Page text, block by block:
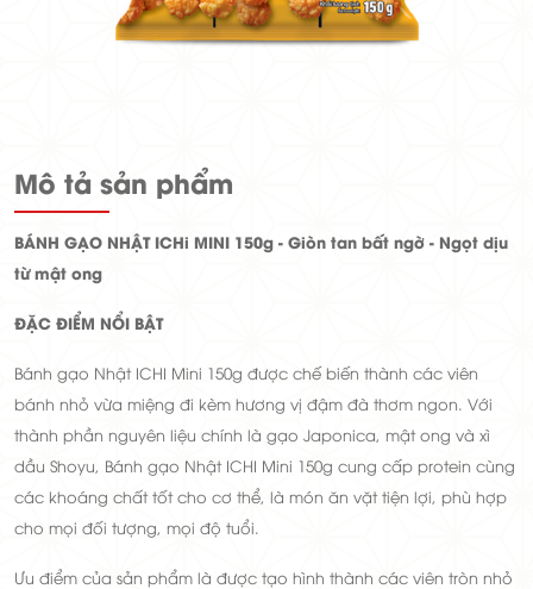
Mô tả sản phẩm
BÁNH GẠO NHẬT ICHi MINI 150g - Giòn tan bất ngờ - Ngọt dịu
từ mật ong
ĐẶC ĐIỂM NỔI BẬT
Bánh gạo Nhật ICHI Mini 150g được chế biến thành các viên
bánh nhỏ vừa miệng đi kèm hương vị đậm đà thơm ngon. Với
thành phần nguyên liệu chính là gạo Japonica, mật ong và xì
dầu Shoyu, Bánh gạo Nhật ICHI Mini 150g cung cấp protein cùng
các khoáng chất tốt cho cơ thể, là món ăn vặt tiện lợi, phù hợp
cho mọi đối tượng, mọi độ tuổi.
Ưu điểm của sản phẩm là được tạo hình thành các viên tròn nhỏ